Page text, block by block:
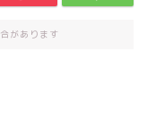
があります